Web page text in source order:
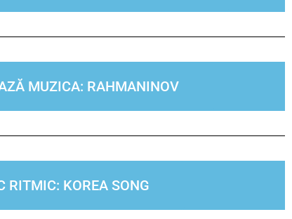
MUZICA: RAHMANINOV
RITMIC: KOREA SONG